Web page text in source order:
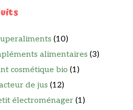
(10)
alimentaires (3)
cosmétique bio (1)
de jus (12)
électroménager (1)